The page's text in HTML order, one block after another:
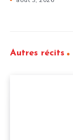
Autres récits